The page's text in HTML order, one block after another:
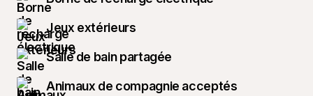
Jeux extérieurs
Salle de bain partagée
Animaux de compagnie acceptés